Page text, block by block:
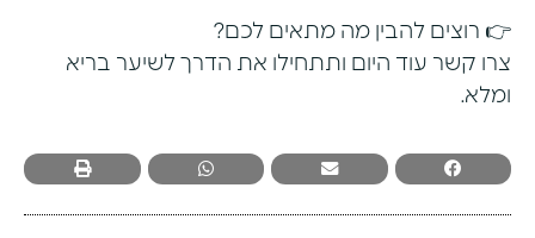
👉 רוצים להבין מה מתאים לכם?
צרו קשר עוד היום ותתחילו את הדרך לשיער בריא
ומלא.